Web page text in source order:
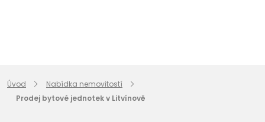
Úvod
Nabídka nemovitostí
Prodej bytové jednotek v Litvínově